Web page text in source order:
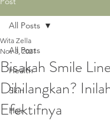
All Posts
Health
Skin
Hair
All Posts
Bisakah Smile
Dihilangkan?
Efektifnya
Wita Zella
Nov 3, 2021